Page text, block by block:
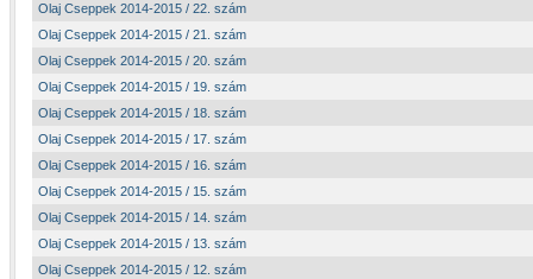
Olaj Cseppek 2014-2015 / 22. szám
Olaj Cseppek 2014-2015 / 21. szám
Olaj Cseppek 2014-2015 / 20. szám
Olaj Cseppek 2014-2015 / 19. szám
Olaj Cseppek 2014-2015 / 18. szám
Olaj Cseppek 2014-2015 / 17. szám
Olaj Cseppek 2014-2015 / 16. szám
Olaj Cseppek 2014-2015 / 15. szám
Olaj Cseppek 2014-2015 / 14. szám
Olaj Cseppek 2014-2015 / 13. szám
Olaj Cseppek 2014-2015 / 12. szám